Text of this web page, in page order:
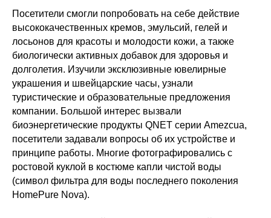
Посетители смогли попробовать на себе действие
высококачественных кремов, эмульсий, гелей и
лосьонов для красоты и молодости кожи, а также
биологически активных добавок для здоровья и
долголетия. Изучили эксклюзивные ювелирные
украшения и швейцарские часы, узнали
туристические и образовательные предложения
компании. Большой интерес вызвали
биоэнергетические продукты QNET серии Amezcua,
посетители задавали вопросы об их устройстве и
принципе работы. Многие фотографировались с
ростовой куклой в костюме капли чистой воды
(символ фильтра для воды последнего поколения
HomePure Nova).